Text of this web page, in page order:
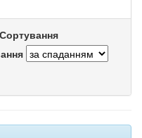
Сортування